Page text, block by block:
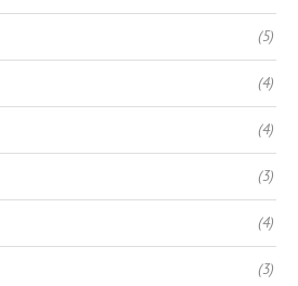
(5)
(4)
(4)
(3)
(4)
(3)